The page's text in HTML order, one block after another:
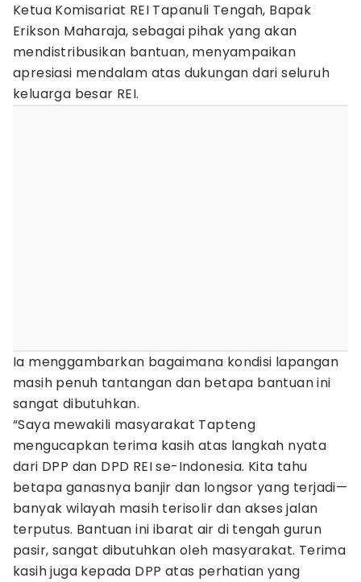
Ketua Komisariat REI Tapanuli Tengah, Bapak
Erikson Maharaja, sebagai pihak yang akan
mendistribusikan bantuan, menyampaikan
apresiasi mendalam atas dukungan dari seluruh
keluarga besar REI.
Ia menggambarkan bagaimana kondisi lapangan
masih penuh tantangan dan betapa bantuan ini
sangat dibutuhkan.
“Saya mewakili masyarakat Tapteng
mengucapkan terima kasih atas langkah nyata
dari DPP dan DPD REI se-Indonesia. Kita tahu
betapa ganasnya banjir dan longsor yang terjadi—
banyak wilayah masih terisolir dan akses jalan
terputus. Bantuan ini ibarat air di tengah gurun
pasir, sangat dibutuhkan oleh masyarakat. Terima
kasih juga kepada DPP atas perhatian yang